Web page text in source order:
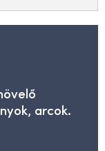
arcok.